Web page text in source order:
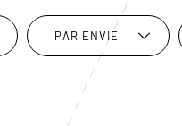
PAR ENVIE